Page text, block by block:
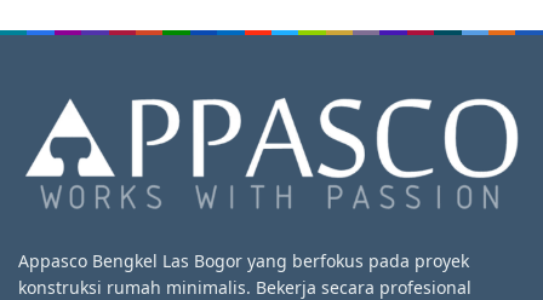
Appasco Bengkel Las Bogor yang berfokus pada proyek
konstruksi rumah minimalis. Bekerja secara profesional